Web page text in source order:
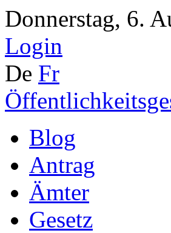
Donnerstag, 6.
Login
De Fr
Blog
Antrag
Ämter
Gesetz